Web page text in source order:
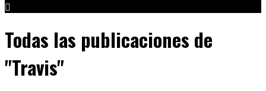
Todas las publicaciones de
"Travis"